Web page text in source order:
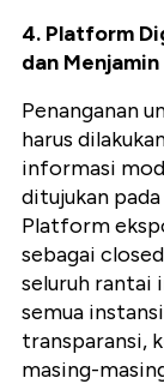
4. Platform
dan
Penanganan
harus
informasi
ditujukan
Platform
sebagai
seluruh rantai
semua
transparansi,
masing-